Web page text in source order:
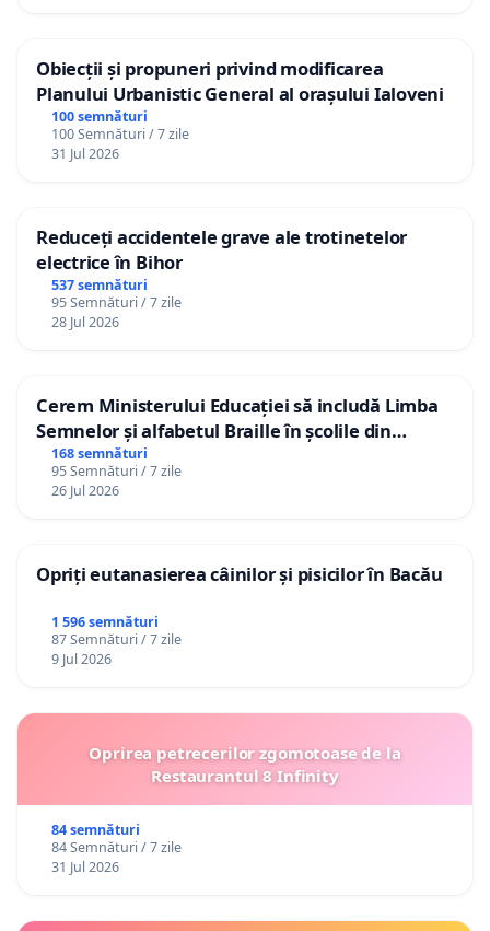
Obiecții și propuneri privind modificarea
Planului Urbanistic General al orașului Ialoveni
100 semnături
100 Semnături / 7 zile
31 Jul 2026
Reduceți accidentele grave ale trotinetelor
electrice în Bihor
537 semnături
95 Semnături / 7 zile
28 Jul 2026
Cerem Ministerului Educației să includă Limba
Semnelor și alfabetul Braille în școlile din
Republica Moldova!
168 semnături
95 Semnături / 7 zile
26 Jul 2026
Opriți eutanasierea câinilor și pisicilor în Bacău
1 596 semnături
87 Semnături / 7 zile
9 Jul 2026
Oprirea petrecerilor zgomotoase de la
Restaurantul 8 Infinity
84 semnături
84 Semnături / 7 zile
31 Jul 2026